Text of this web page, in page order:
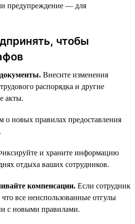
предупреждение — для
чтобы
Внесите изменения
распорядка и другие
акты.
о новых правилах предоставления
и храните информацию
отдыха ваших сотрудников.
компенсации. Если сотрудник
что все неиспользованные отгулы
с новыми правилами.